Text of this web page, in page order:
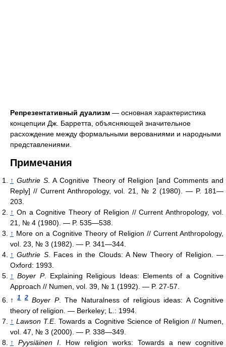
Репрезентативный дуализм — основная характеристика
концепции Дж. Барретта, объясняющей значительное
расхождение между формальными верованиями и народными
представлениями.
Примечания
↑ Guthrie S . A Cognitive Theory of Religion [and Comments and
Reply] // Current Anthropology, vol. 21, № 2 (1980). — P. 181—
203.
↑ On a Cognitive Theory of Religion // Current Anthropology, vol.
21, № 4 (1980). — P. 535—538.
↑ More on a Cognitive Theory of Religion // Current Anthropology,
vol. 23, № 3 (1982). — P. 341—344.
↑ Guthrie S. Faces in the Clouds: A New Theory of Religion. —
Oxford: 1993.
↑ Boyer P. Explaining Religious Ideas: Elements of a Cognitive
Approach // Numen, vol. 39, № 1 (1992). — P. 27-57.
↑1 2 Boyer P. The Naturalness of religious ideas: A Cognitive
theory of religion. — Berkeley; L.: 1994.
↑ Lawson T.E. Towards a Cognitive Science of Religion // Numen,
vol. 47, № 3 (2000). — P. 338—349.
↑
Pyysiäinen I . How religion works: Towards a new cognitive